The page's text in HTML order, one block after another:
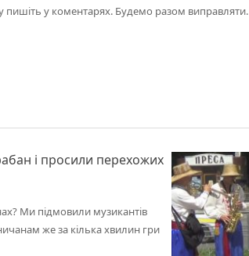
пишіть у коментарях. Будемо разом виправляти.
і просили перехожих
Ми підмовили музикантів
же за кілька хвилин гри